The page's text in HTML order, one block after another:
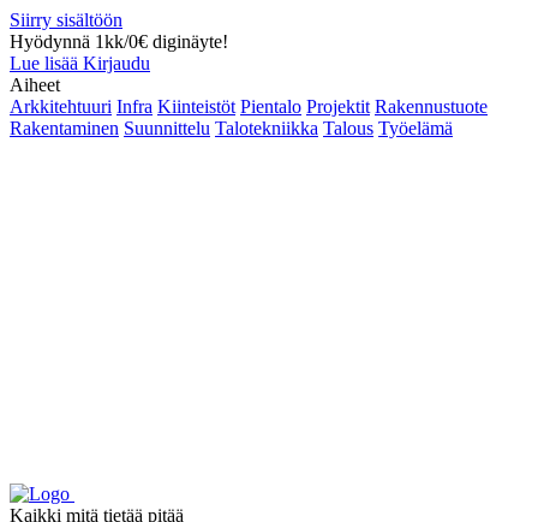
Siirry sisältöön
Hyödynnä 1kk/0€ diginäyte!
Lue lisää Kirjaudu
Aiheet
Arkkitehtuuri Infra Kiinteistöt Pientalo Projektit Rakennustuote
Rakentaminen Suunnittelu Talotekniikka Talous Työelämä
Kaikki mitä tietää pitää